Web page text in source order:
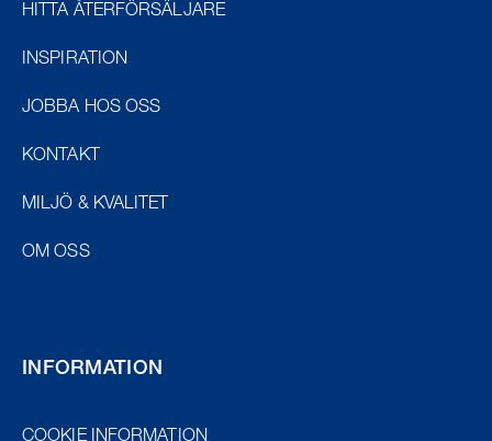
HITTA ÅTERFÖRSÄLJARE
INSPIRATION
JOBBA HOS OSS
KONTAKT
MILJÖ & KVALITET
OM OSS
INFORMATION